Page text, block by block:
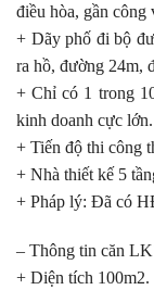
điều hòa, gần công
+ Dãy phố đi bộ
ra hồ, đường 24m,
+ Chỉ có 1 trong
kinh doanh cực lớn.
+ Tiến độ thi công
+ Nhà thiết kế 5
+ Pháp lý: Đã có
– Thông tin căn
+ Diện tích 100m2.